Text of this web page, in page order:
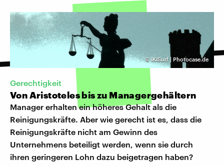
©iKiSurf | Photocase.de
Gerechtigkeit
Von Aristoteles bis zu Managergehältern
Manager erhalten ein höheres Gehalt als die
Reinigungskräfte. Aber wie gerecht ist es, dass die
Reinigungskräfte nicht am Gewinn des
Unternehmens beteiligt werden, wenn sie durch
ihren geringeren Lohn dazu beigetragen haben?